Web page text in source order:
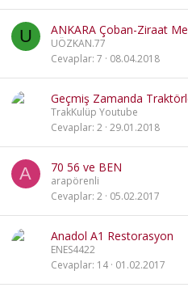
U ANKARA Çoban-Ziraat
UÖZKAN.77
Cevaplar 7 08.04.2018
Geçmiş Zamanda
TrakKulüp Youtube
Cevaplar 2 29.01.2018
A 70 56 ve BEN
arapörenli
Cevaplar 2 05.02.2017
Anadol A1 Restorasyon
ENES4422
Cevaplar 14 01.02.2017